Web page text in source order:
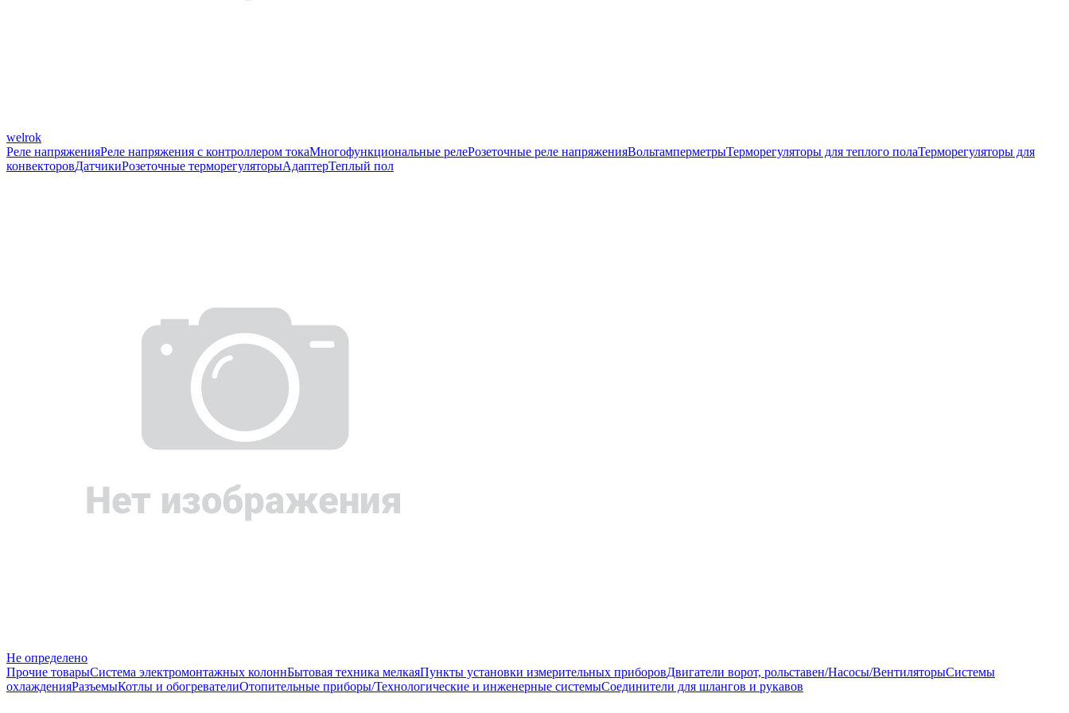
welrok
Реле напряженияРеле напряжения с контроллером токаМногофункциональные релеРозеточные реле напряженияВольтамперметрыТерморегуляторы для теплого полаТерморегуляторы для
конвекторовДатчикиРозеточные терморегуляторыАдаптерТеплый пол
Не определено
Прочие товарыСистема электромонтажных колоннБытовая техника мелкаяПункты установки измерительных приборовДвигатели ворот, рольставен/Насосы/ВентиляторыСистемы
охлажденияРазъемыКотлы и обогревателиОтопительные приборы/Технологические и инженерные системыСоединители для шлангов и рукавов